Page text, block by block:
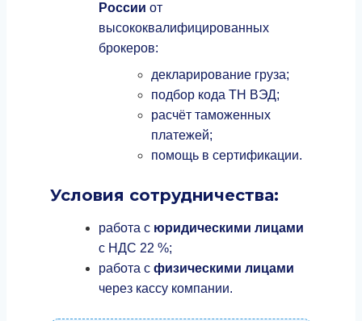
России от
высококвалифицированных
брокеров:
декларирование груза;
подбор кода ТН ВЭД;
расчёт таможенных
платежей;
помощь в сертификации.
Условия сотрудничества:
работа с юридическими лицами
с НДС 22 %;
работа с физическими лицами
через кассу компании.